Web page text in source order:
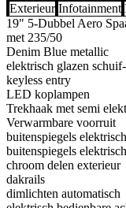
Exterieur Infotainment
19" 5-Dubbel Aero
met 235/50
Denim Blue metallic
elektrisch glazen
keyless entry
LED koplampen
Trekhaak met semi
Verwarmbare voorruit
buitenspiegels
buitenspiegels
chroom delen exterieur
dakrails
dimlichten automatisch